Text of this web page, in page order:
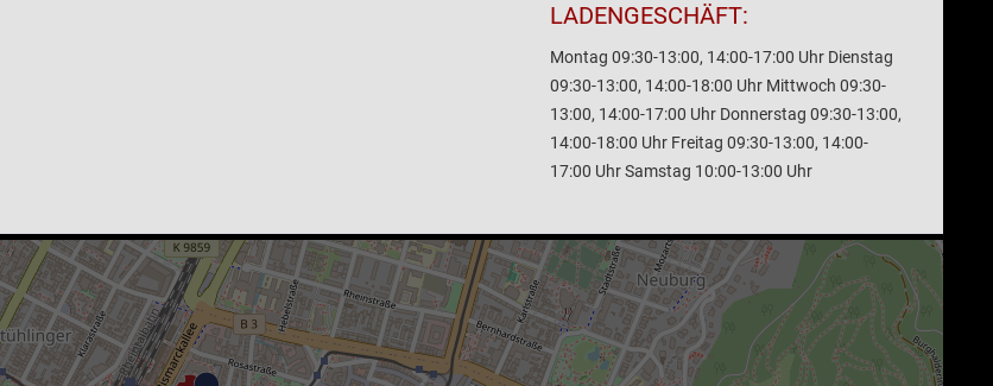
LADENGESCHÄFT:
Montag 09:30-13:00, 14:00-17:00 Uhr Dienstag
09:30-13:00, 14:00-18:00 Uhr Mittwoch 09:30-
13:00, 14:00-17:00 Uhr Donnerstag 09:30-13:00,
14:00-18:00 Uhr Freitag 09:30-13:00, 14:00-
17:00 Uhr Samstag 10:00-13:00 Uhr